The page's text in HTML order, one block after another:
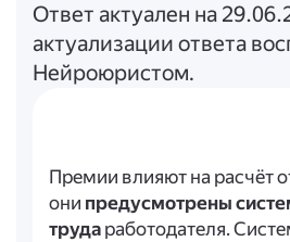
Ответ актуален на
актуализации ответа
Нейроюристом.
Премии влияют на расчёт
они предусмотрены
трудаработодателя.